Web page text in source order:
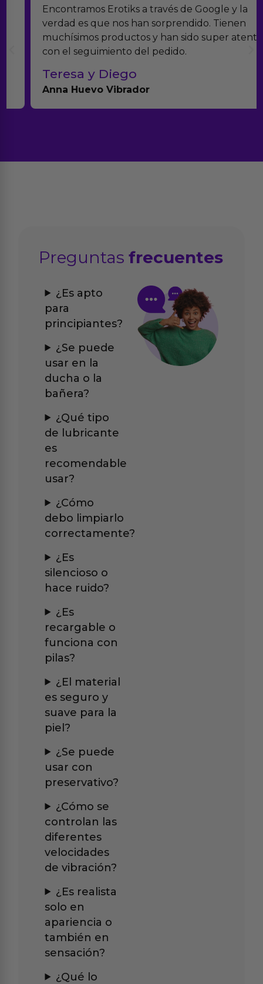
Encontramos Erotiks a través de Google y la
verdad es que nos han sorprendido. Tienen
muchísimos productos y han sido super atentos
con el seguimiento del pedido.
Teresa y Diego
Anna Huevo Vibrador
Preguntasfrecuentes
¿Es apto
para
principiantes?
¿Se puede
usar en la
ducha o la
bañera?
¿Qué tipo
de lubricante
es
recomendable
usar?
¿Cómo
debo limpiarlo
correctamente?
¿Es
silencioso o
hace ruido?
¿Es
recargable o
funciona con
pilas?
¿El material
es seguro y
suave para la
piel?
¿Se puede
usar con
preservativo?
¿Cómo se
controlan las
diferentes
velocidades
de vibración?
¿Es realista
solo en
apariencia o
también en
sensación?
¿Qué lo